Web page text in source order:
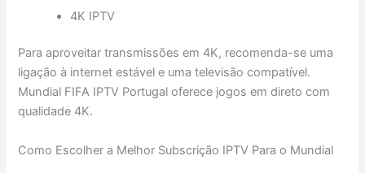
4K IPTV
Para aproveitar transmissões em 4K, recomenda-se uma
ligação à internet estável e uma televisão compatível.
Mundial FIFA IPTV Portugal oferece jogos em direto com
qualidade 4K.
Como Escolher a Melhor Subscrição IPTV Para o Mundial